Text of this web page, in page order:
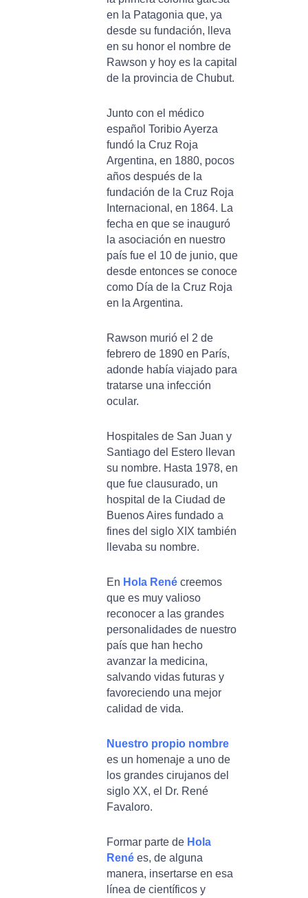
en la Patagonia que, ya
desde su fundación, lleva
en su honor el nombre de
Rawson y hoy es la capital
de la provincia de Chubut.
Junto con el médico
español Toribio Ayerza
fundó la Cruz Roja
Argentina, en 1880, pocos
años después de la
fundación de la Cruz Roja
Internacional, en 1864. La
fecha en que se inauguró
la asociación en nuestro
país fue el 10 de junio, que
desde entonces se conoce
como Día de la Cruz Roja
en la Argentina.
Rawson murió el 2 de
febrero de 1890 en París,
adonde había viajado para
tratarse una infección
ocular.
Hospitales de San Juan y
Santiago del Estero llevan
su nombre. Hasta 1978, en
que fue clausurado, un
hospital de la Ciudad de
Buenos Aires fundado a
fines del siglo XIX también
llevaba su nombre.
En Hola René creemos
que es muy valioso
reconocer a las grandes
personalidades de nuestro
país que han hecho
avanzar la medicina,
salvando vidas futuras y
favoreciendo una mejor
calidad de vida.
Nuestro propio nombre
es un homenaje a uno de
los grandes cirujanos del
siglo XX, el Dr. René
Favaloro.
Formar parte de Hola
René es, de alguna
manera, insertarse en esa
línea de científicos y